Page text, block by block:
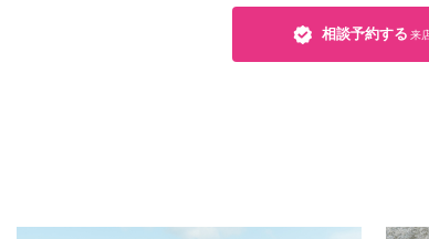
相談予約する 来